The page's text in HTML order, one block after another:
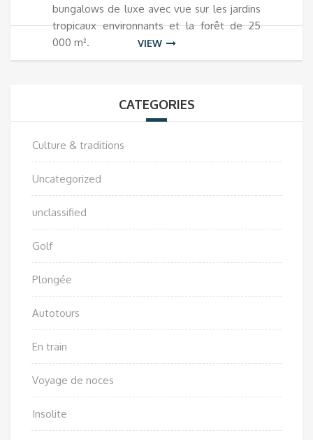
bungalows de luxe avec vue sur les jardins
tropicaux environnants et la forêt de 25
000 m².
VIEW
CATEGORIES
Culture & traditions
Uncategorized
unclassified
Golf
Plongée
Autotours
En train
Voyage de noces
Insolite